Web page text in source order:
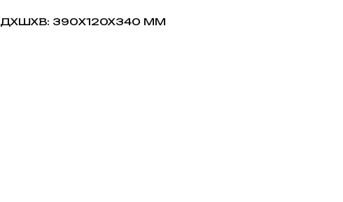
ДXШXВ: 390X120X340 ММ